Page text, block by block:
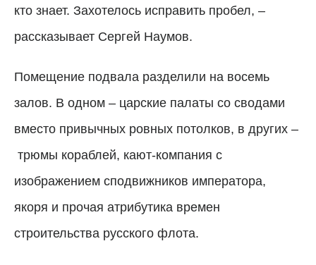
кто знает. Захотелось исправить пробел, –
рассказывает Сергей Наумов.
Помещение подвала разделили на восемь
залов. В одном – царские палаты со сводами
вместо привычных ровных потолков, в других –
трюмы кораблей, кают-компания с
изображением сподвижников императора,
якоря и прочая атрибутика времен
строительства русского флота.